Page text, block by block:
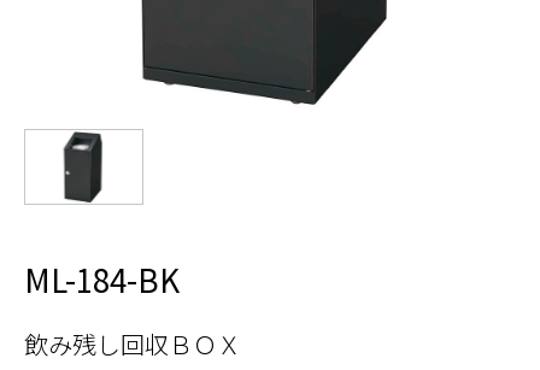
ML-184-BK
飲み残し回収ＢＯＸ